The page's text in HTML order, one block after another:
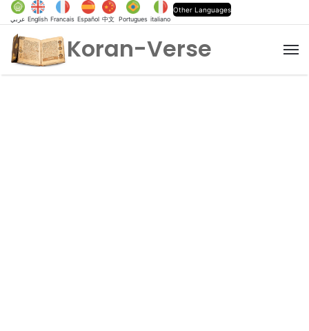
عربي English Francais Español 中文 Portugues italiano
Other Languages
Koran-Verse